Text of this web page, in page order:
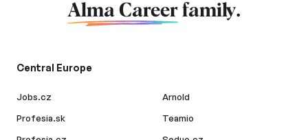
Alma Career family.
Central Europe
Jobs.cz
Profesia.sk
Arnold
Teamio